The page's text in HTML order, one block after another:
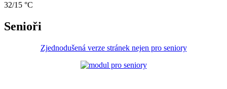
32/15 °C
Senioři
Zjednodušená verze stránek nejen pro seniory